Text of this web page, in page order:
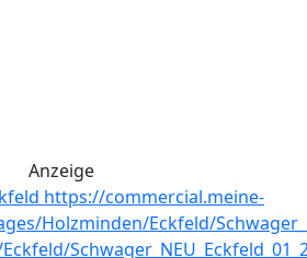
Anzeige